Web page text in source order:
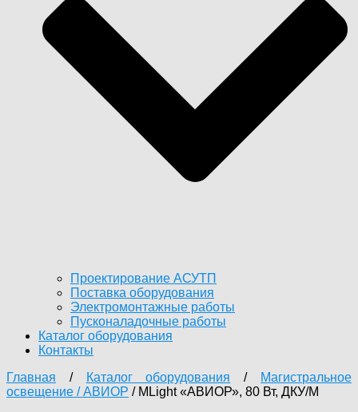
Проектирование АСУТП
Поставка оборудования
Электромонтажные работы
Пусконаладочные работы
Каталог оборудования
Контакты
Главная / Каталог оборудования /
Магистральное
освещение / АВИОР / MLight «АВИОР», 80 Вт, ДКУ/М